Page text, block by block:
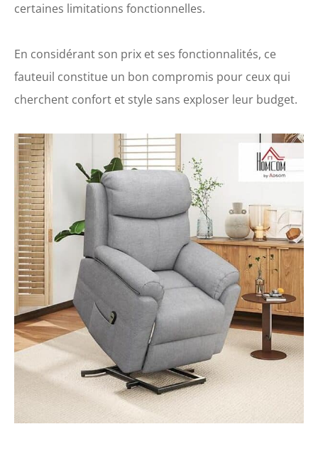
certaines limitations fonctionnelles.
En considérant son prix et ses fonctionnalités, ce
fauteuil constitue un bon compromis pour ceux qui
cherchent confort et style sans exploser leur budget.